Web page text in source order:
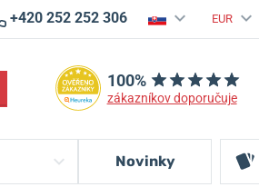
+420 252 252 306 EUR
100%
zákazníkov doporučuje
Novinky